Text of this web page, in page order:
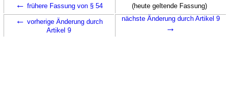
← frühere Fassung von § 54 (heute geltende Fassung)
← vorherige Änderung durch
Artikel 9
nächste Änderung durch Artikel 9
→